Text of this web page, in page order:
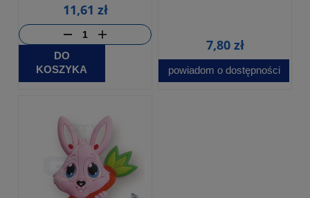
11,61 zł
DO
KOSZYKA
7,80 zł
powiadom o dostępności